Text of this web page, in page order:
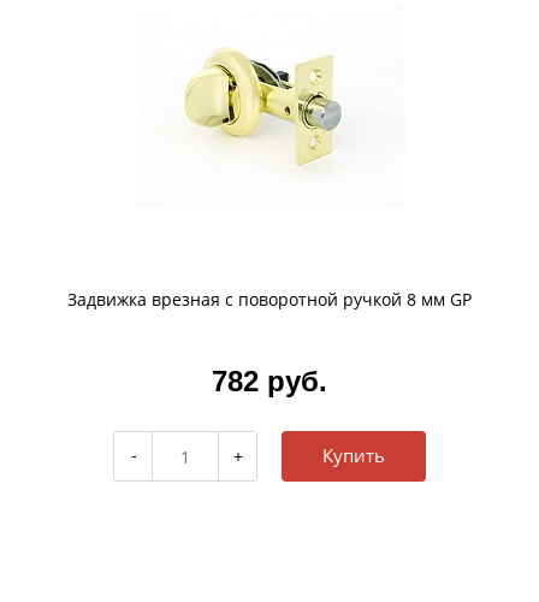
Задвижка врезная с поворотной ручкой 8 мм GP
782 руб.
Купить